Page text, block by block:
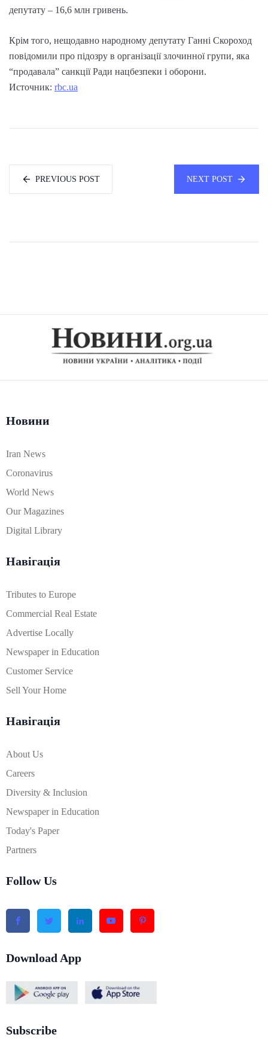
депутату – 16,6 млн гривень.
Крім того, нещодавно народному депутату Ганні Скороход
повідомили про підозру в організації злочинної групи, яка
“продавала” санкції Ради нацбезпеки і оборони.
Источник: rbc.ua
PREVIOUS POST NEXT POST
Новини
Iran News
Coronavirus
World News
Our Magazines
Digital Library
Навігація
Tributes to Europe
Commercial Real Estate
Advertise Locally
Newspaper in Education
Customer Service
Sell Your Home
Навігація
About Us
Careers
Diversity & Inclusion
Newspaper in Education
Today's Paper
Partners
Follow Us
Download App
Subscribe